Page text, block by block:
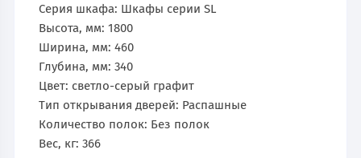
Серия шкафа: Шкафы серии SL
Высота, мм: 1800
Ширина, мм: 460
Глубина, мм: 340
Цвет: светло-серый графит
Тип открывания дверей: Распашные
Количество полок: Без полок
Вес, кг: 366